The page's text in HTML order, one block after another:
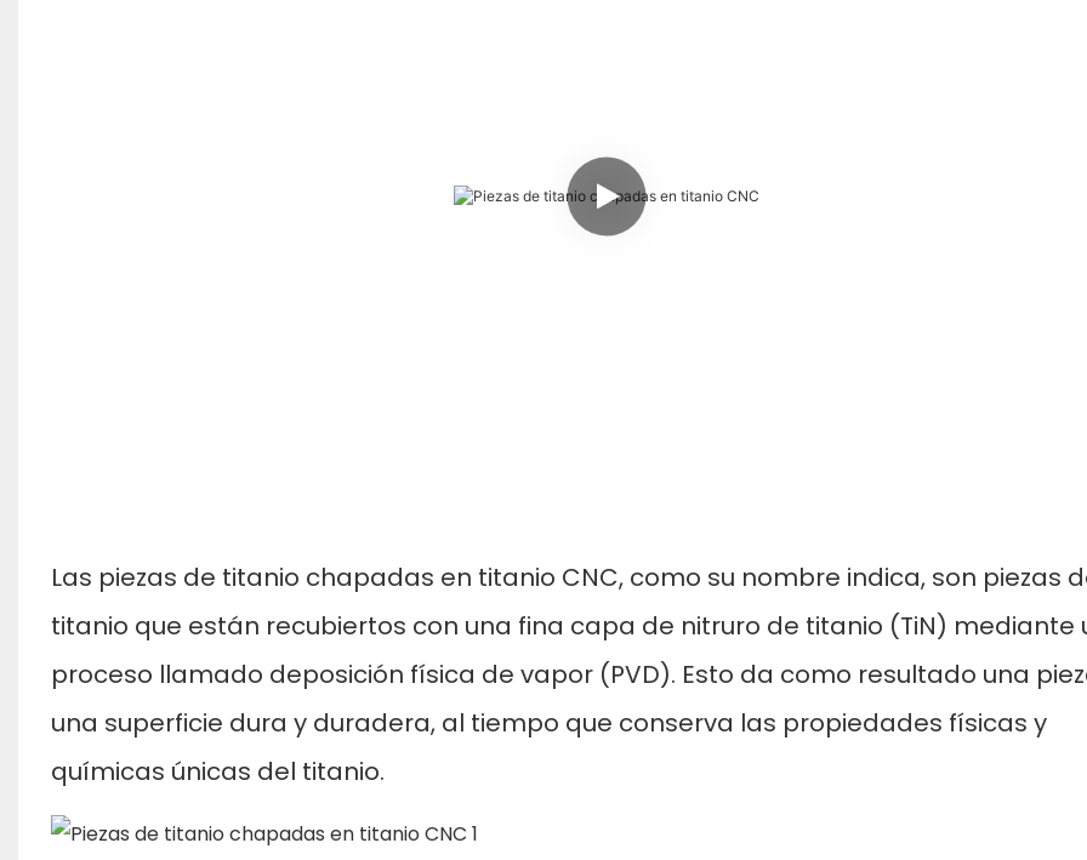
Las piezas de titanio chapadas en titanio CNC, como su nombre indica, son piezas
titanio que están recubiertos con una fina capa de nitruro de titanio (TiN) mediante
proceso llamado deposición física de vapor (PVD). Esto da como resultado una
una superficie dura y duradera, al tiempo que conserva las propiedades físicas y
químicas únicas del titanio.